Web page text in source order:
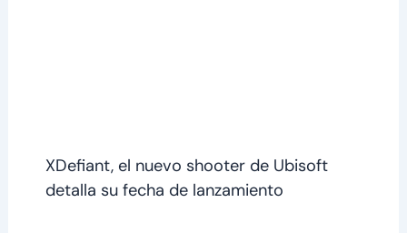
XDefiant, el nuevo shooter de Ubisoft
detalla su fecha de lanzamiento